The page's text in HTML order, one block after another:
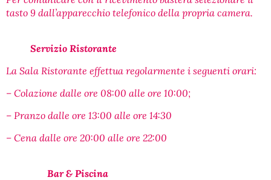
tasto 9 dall’apparecchio telefonico della propria camera.
Servizio Ristorante
La Sala Ristorante effettua regolarmente i seguenti orari:
– Colazione dalle ore 08:00 alle ore 10:00;
– Pranzo dalle ore 13:00 alle ore 14:30
– Cena dalle ore 20:00 alle ore 22:00
Bar & Piscina